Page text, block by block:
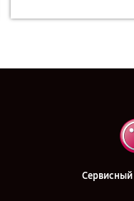
Сервисный